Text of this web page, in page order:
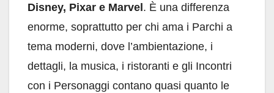
Disney, Pixar e Marvel . È una differenza
enorme, soprattutto per chi ama i Parchi a
tema moderni, dove l’ambientazione, i
dettagli, la musica, i ristoranti e gli Incontri
con i Personaggi contano quasi quanto le